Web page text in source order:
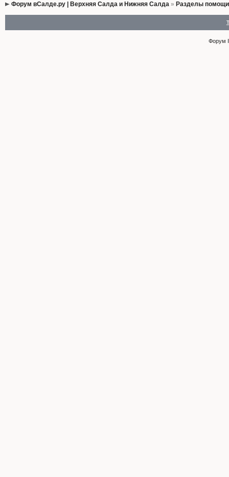
Форум вСалде.ру | Верхняя Салда и Нижняя Салда» Разделы
Форум